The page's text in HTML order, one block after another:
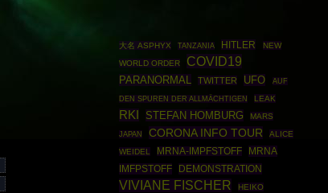
大名 ASPHYX TANZANIA HITLER
NEW
WORLD ORDER
COVID19
PARANORMAL TWITTER UFO AUF
DEN SPUREN DER ALLMÄCHTIGEN LEAK
RKI STEFAN HOMBURG MARS
JAPAN CORONA INFO TOUR
ALICE
WEIDEL
MRNA-IMPFSTOFF
MRNA
IMFPSTOFF
DEMONSTRATION
VIVIANE FISCHER
HEIKO